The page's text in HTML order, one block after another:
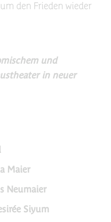
den Frieden wieder
und
in neuer
Maier
Neumaier
Siyum